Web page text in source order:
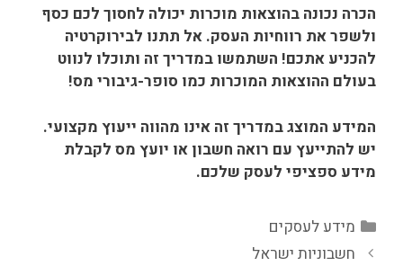
הכרה נכונה בהוצאות מוכרות יכולה לחסוך לכם כסף
ולשפר את רווחיות העסק. אל תתנו לבירוקרטיה
להכניע אתכם! השתמשו במדריך זה ותוכלו לנווט
בעולם ההוצאות המוכרות כמו סופר-גיבורי מס!
המידע המוצג במדריך זה אינו מהווה ייעוץ מקצועי.
יש להתייעץ עם רואה חשבון או יועץ מס לקבלת
מידע ספציפי לעסק שלכם.
קטגוריות
מידע לעסקים
חשבוניות ישראל